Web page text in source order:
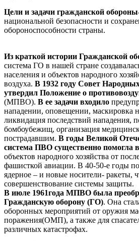
Цели и задачи гражданской
национальной безопасности и
обороноспособности страны.
Из краткой истории Гражданской
система ГО в нашей стране
населения и объектов народного
воздуха. В 1932 году Совет
утвердил Положение о
(МПВО). В ее задачи входило
нападении, оповещении, маскировка
ликвидация последствий нападения,
бомбоубежищ, организация
пострадавшим. В годы Великой
система ПВО существенно помогла
объектов народного хозяйства от
фашисткой авиации. В 40-50-е годы
ядерное – и новые носители- ракеты,
совершенствование системы защиты.
В июле 1961года МПВО была
Гражданскую оборону (ГО). Она
оборонных мероприятий от оружия
поражения(ОМП), а также для
различных катастрофах.